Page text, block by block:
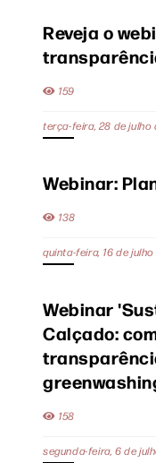
Reveja o
159
terça-feira, 28 de julho
Webinar:
138
quinta-feira, 16 de
Webinar
Calçado:
158
segunda-feira, 6 de